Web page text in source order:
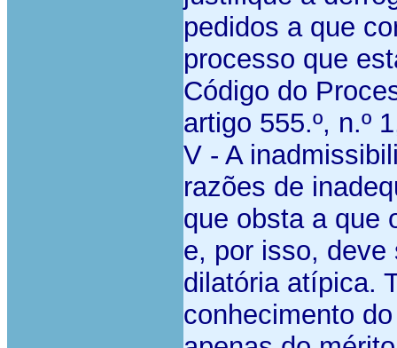
pedidos a que
processo que
Código do
artigo 555.º, n.º
V - A
razões de
que obsta a que
e, por isso,
dilatória atípica.
conhecimento